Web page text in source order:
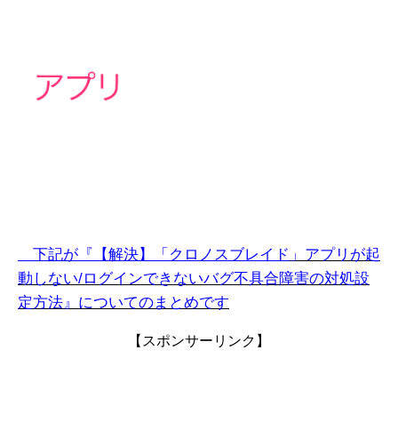
下記が『【解決】「クロノスブレイド 」 アプリ が起
動しない/ログインできないバグ不具合障害の対処設
定方法』についてのまとめです
【スポンサーリンク】